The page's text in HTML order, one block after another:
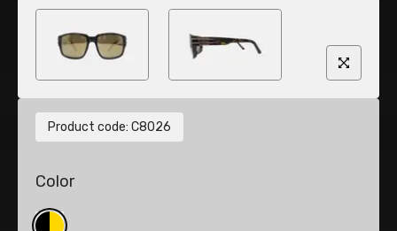
Product code: C8026
Color